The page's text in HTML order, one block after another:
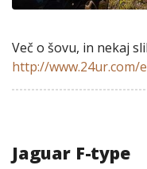
Več o šovu, in nekaj
http://
Jaguar F-type